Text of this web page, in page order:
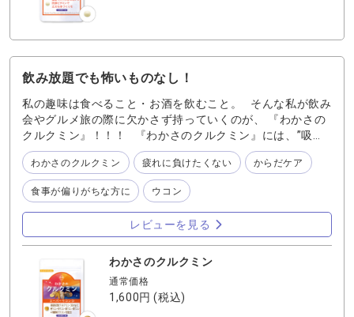
飲み放題でも怖いものなし！
私の趣味は食べること・お酒を飲むこと。 そんな私が飲み
会やグルメ旅の際に欠かさず持っていくのが、 『わかさの
クルクミン』！！！ 『わかさのクルクミン』には、”吸収
量7倍の高吸収型クルクミンを30mg 配合し、 1粒にウコン
飲料約7本分相当のクルクミンを凝縮しているらしく。 1
袋1600円なので、1粒あたり約51円ほど。ウコン系ドリン
クは1缶250円〜300円。 ……めっちゃお得で
は……！？！？！(７本分って考えるとさらに驚き) これか
らもお世話になります〜〜〜( ´ ▽ ` ) (食べ過ぎや飲み過ぎ
ないように気をつけつつ…！！) 気になる方はぜひお試しく
ださい！！ 他にも食事が偏りがちになる私のお供、『わか
さの青汁』も欠かせません〜〜！ 青汁は朝ごはんの時に牛
乳で溶かして「抹茶オレ風」にして、美味しく手軽に栄養
チャージしていますよ♡ こちらもオススメです！
わかさのクルクミン 疲れに負けたくない からだケア
食事が偏りがちな方に ウコン
レビューを見る
わかさのクルクミン
通常価格
1,600円(税込)